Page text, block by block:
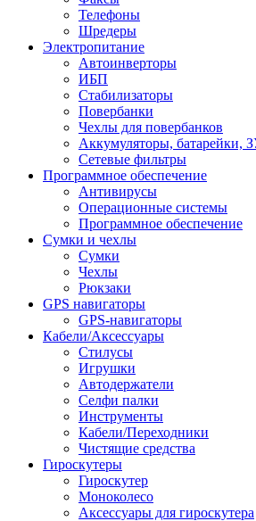
Телефоны
Шредеры
Электропитание
Автоинверторы
ИБП
Стабилизаторы
Повербанки
Чехлы для повербанков
Аккумуляторы, батарейки,
Сетевые фильтры
Программное обеспечение
Антивирусы
Операционные системы
Программное обеспечение
Сумки и чехлы
Сумки
Чехлы
Рюкзаки
GPS навигаторы
GPS-навигаторы
Кабели/Аксессуары
Стилусы
Игрушки
Автодержатели
Селфи палки
Инструменты
Кабели/Переходники
Чистящие средства
Гироскутеры
Гироскутер
Моноколесо
Аксессуары для гироскутера